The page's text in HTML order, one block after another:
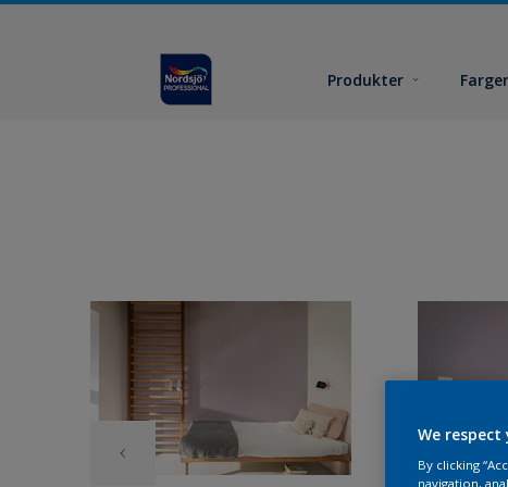
Produkter Farger
We respect
By clicking
navigation,